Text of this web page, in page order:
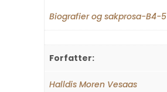
Biografier og sakprosa-B4-5
Forfatter:
Halldis Moren Vesaas